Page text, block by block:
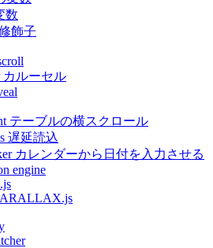
数
飾子
カルーセル
テーブルの横スクロール
遅延読込
カレンダーから日付を入力させる
engine